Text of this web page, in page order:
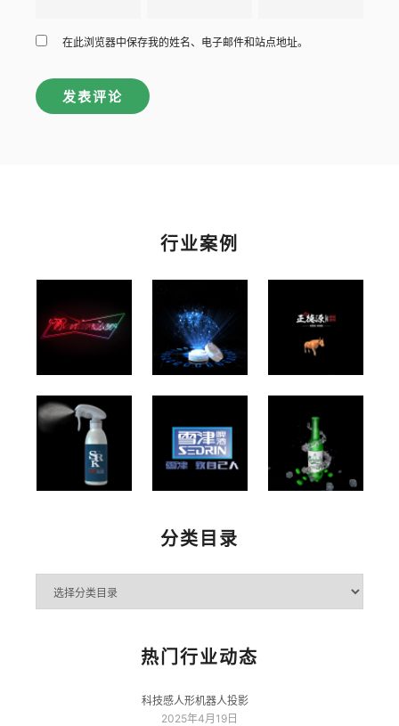
在此浏览器中保存我的姓名、电子邮件和站点地址。
行业案例
分类目录
热门行业动态
科技感人形机器人投影
2025年4月19日